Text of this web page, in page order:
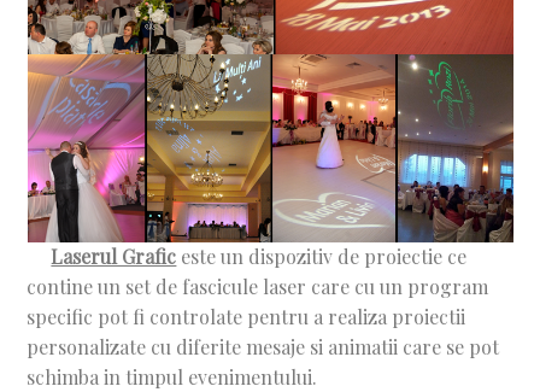
Laserul Grafic este un dispozitiv de proiectie ce
contine un set de fascicule laser care cu un program
specific pot fi controlate pentru a realiza proiectii
personalizate cu diferite mesaje si animatii care se pot
schimba in timpul evenimentului.